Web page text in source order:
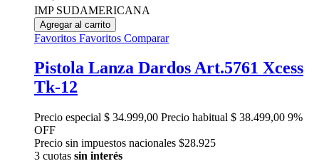
IMP SUDAMERICANA
Agregar al carrito
Favoritos Favoritos Comparar
Pistola Lanza Dardos Art.5761 Xcess
Tk-12
Precio especial $ 34.999,00 Precio habitual $ 38.499,00 9%
OFF
Precio sin impuestos nacionales $28.925
3 cuotas sin interés